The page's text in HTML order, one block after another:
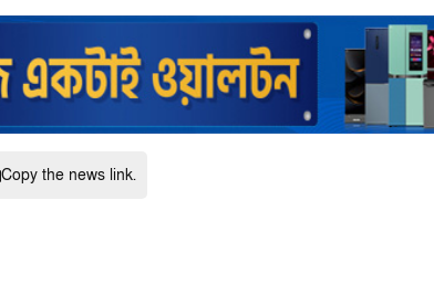
Copy the news link.